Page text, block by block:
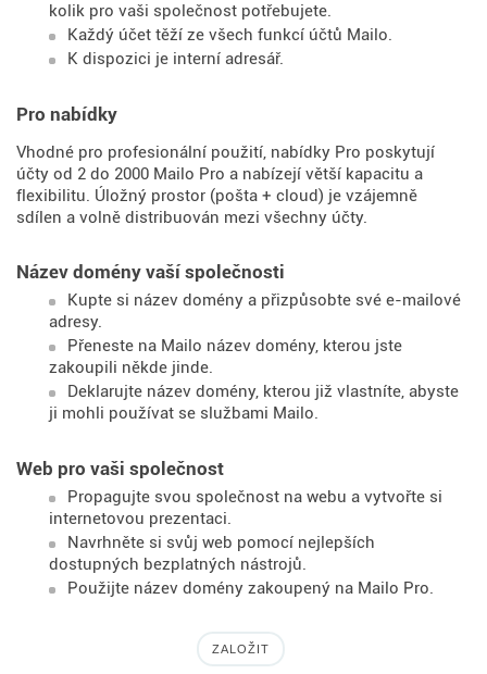
kolik pro vaši společnost potřebujete.
Každý účet těží ze všech funkcí účtů Mailo.
K dispozici je interní adresář.
Pro nabídky
Vhodné pro profesionální použití, nabídky Pro poskytují
účty od 2 do 2000 Mailo Pro a nabízejí větší kapacitu a
flexibilitu. Úložný prostor (pošta + cloud) je vzájemně
sdílen a volně distribuován mezi všechny účty.
Název domény vaší společnosti
Kupte si název domény a přizpůsobte své e-mailové
adresy.
Přeneste na Mailo název domény, kterou jste
zakoupili někde jinde.
Deklarujte název domény, kterou již vlastníte, abyste
ji mohli používat se službami Mailo.
Web pro vaši společnost
Propagujte svou společnost na webu a vytvořte si
internetovou prezentaci.
Navrhněte si svůj web pomocí nejlepších
dostupných bezplatných nástrojů.
Použijte název domény zakoupený na Mailo Pro.
ZALOŽIT